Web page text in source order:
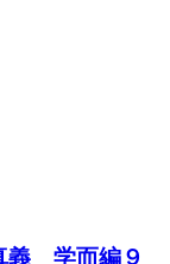
義 学而編９